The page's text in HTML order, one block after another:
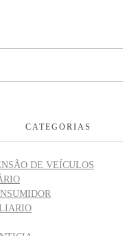
CATEGORIAS
DE VEÍCULOS